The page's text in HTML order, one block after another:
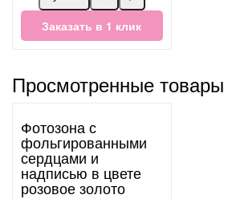
Заказать в 1 клик
Просмотренные товары
Фотозона с
фольгированными
сердцами и
надписью в цвете
розовое золото